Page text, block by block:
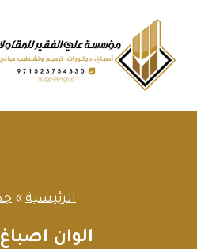
المحتوى
الرئيسية »
الوان